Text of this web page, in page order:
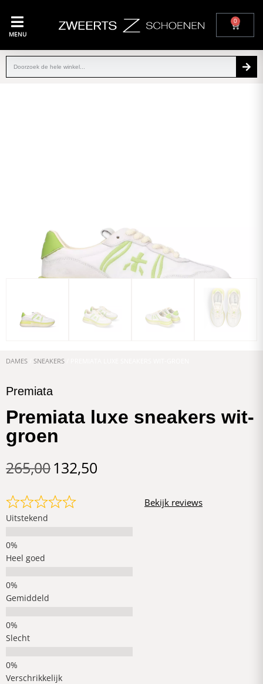
MENU
0
DAMES SNEAKERS
Premiata
Premiata luxe sneakers wit-
groen
265,00132,50
Uitstekend
Heel goed
Gemiddeld
Slecht
Verschrikkelijk
Bekijk reviews